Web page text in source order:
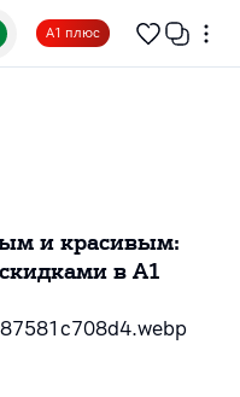
А1 плюс
и красивым:
в А1